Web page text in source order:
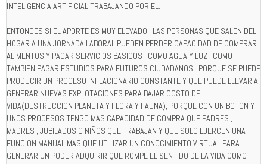
INTELIGENCIA ARTIFICIAL TRABAJANDO POR EL.
ENTONCES SI EL APORTE ES MUY ELEVADO , LAS PERSONAS QUE SALEN DEL
HOGAR A UNA JORNADA LABORAL PUEDEN PERDER CAPACIDAD DE COMPRAR
ALIMENTOS Y PAGAR SERVICIOS BASICOS , COMO AGUA Y LUZ . COMO
TAMBIEN PAGAR ESTUDIOS PARA FUTUROS CIUDADANOS . PORQUE SE PUEDE
PRODUCIR UN PROCESO INFLACIONARIO CONSTANTE Y QUE PUEDE LLEVAR A
GENERAR NUEVAS EXPLOTACIONES PARA BAJAR COSTO DE
VIDA(DESTRUCCION PLANETA Y FLORA Y FAUNA), PORQUE CON UN BOTON Y
UNOS PROCESOS TENGO MAS CAPACIDAD DE COMPRA QUE PADRES ,
MADRES , JUBILADOS O NIÑOS QUE TRABAJAN Y QUE SOLO EJERCEN UNA
FUNCION MANUAL MAS QUE UTILIZAR UN CONOCIMIENTO VIRTUAL PARA
GENERAR UN PODER ADQUIRIR QUE ROMPE EL SENTIDO DE LA VIDA COMO